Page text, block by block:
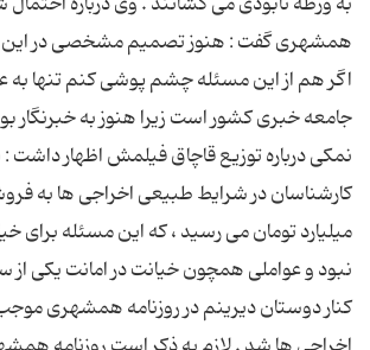
همشهری گفت : هنوز تصمیم مشخصی در این
اگر هم از این مسئله چشم پوشی کنم تنها به
جامعه خبری کشور است زیرا هنوز به خبرنگار
نمکی درباره توزیع قاچاق فیلمش اظهار داشت :
میلیارد تومان می رسید ، که این مسئله برای
نبود و عواملی همچون خیانت در امانت یکی از
کنار دوستان دیرینم در روزنامه همشهری